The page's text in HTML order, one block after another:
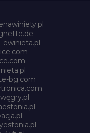
ewinieta.pl
bg.com